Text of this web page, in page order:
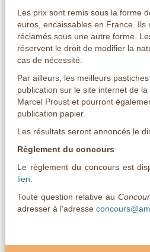
Les prix sont remis sous la forme
euros, encaissables en France. Ils
réclamés sous une autre forme.
réservent le droit de modifier la
cas de nécessité.
Par ailleurs, les meilleurs pastiches
publication sur le site internet de
Marcel Proust et pourront
publication papier.
Les résultats seront annoncés le
Règlement du concours
Le règlement du concours est
lien
Toute question relative au
adresser à l'adresse